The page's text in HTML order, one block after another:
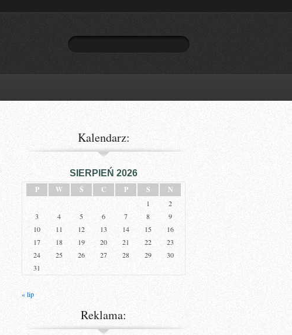
Kalendarz:
SIERPIEŃ 2026
P
W Ś C P S N
1
2
3
4 5 6 7 8
9
10
11 12 13 14 15
16
17
18 19 20 21 22
23
24
25 26 27 28 29
30
31
« lip
Reklama: